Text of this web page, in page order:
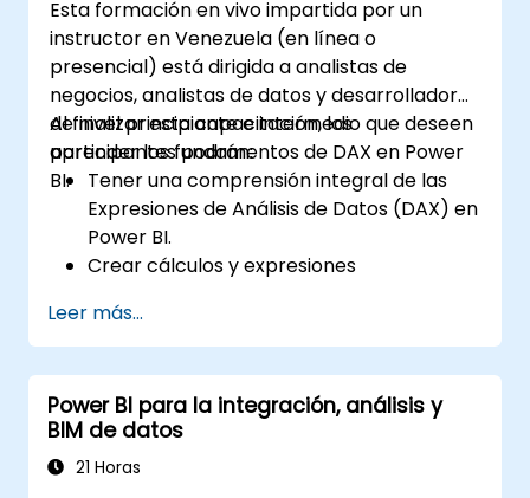
Esta formación en vivo impartida por un
instructor en Venezuela (en línea o
presencial) está dirigida a analistas de
negocios, analistas de datos y desarrolladores
de nivel principiante e intermedio que deseen
aprender los fundamentos de DAX en Power
BI.
Al finalizar esta capacitación, los
participantes podrán:
Tener una comprensión integral de las
Expresiones de Análisis de Datos (DAX) en
Power BI.
Crear cálculos y expresiones
datos y obtener información valiosa.
Aprender mejores prácticas para
optimizar el rendimiento de DAX.
Leer más...
Power BI para la integración, análisis y
BIM de datos
21 Horas